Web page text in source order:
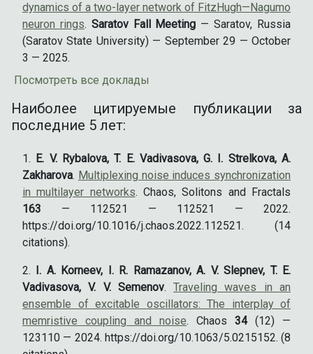
dynamics of a two-layer network of FitzHugh—Nagumo
neuron rings. Saratov Fall Meeting — Saratov, Russia
(Saratov State University) — September 29 — October
3 — 2025.
Посмотреть все доклады
Наиболее цитируемые публикации за
последние 5 лет:
E. V. Rybalova, T. E. Vadivasova, G. I. Strelkova, A.
Zakharova. Multiplexing noise induces synchronization
in multilayer networks. Chaos, Solitons and Fractals
163 — 112521 — 112521 — 2022.
https://doi.org/10.1016/j.chaos.2022.112521. (14
citations).
I. A. Korneev, I. R. Ramazanov, A. V. Slepnev, T. E.
Vadivasova, V. V. Semenov.Traveling waves in an
ensemble of excitable oscillators: The interplay of
memristive coupling and noise. Chaos 34(12) —
123110 — 2024. https://doi.org/10.1063/5.0215152. (8